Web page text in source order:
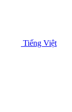
Tiếng Việt